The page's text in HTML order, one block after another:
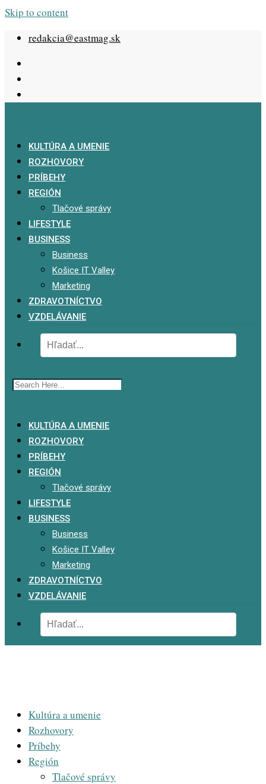
Skip to content
redakcia@eastmag.sk
KULTÚRA A UMENIE
ROZHOVORY
PRÍBEHY
REGIÓN
Tlačové správy
LIFESTYLE
BUSINESS
Business
Košice IT Valley
Marketing
ZDRAVOTNÍCTVO
VZDELÁVANIE
KULTÚRA A UMENIE
ROZHOVORY
PRÍBEHY
REGIÓN
Tlačové správy
LIFESTYLE
BUSINESS
Business
Košice IT Valley
Marketing
ZDRAVOTNÍCTVO
VZDELÁVANIE
Kultúra a umenie
Rozhovory
Príbehy
Región
Tlačové správy